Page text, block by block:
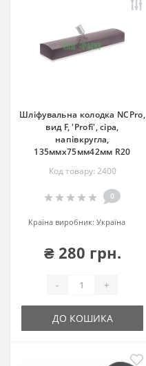
Шліфувальна колодка NCPro,
вид F, 'Profi', сіра,
напівкругла,
135ммx75мм42мм R20
Код товару: 2400
0
Країна виробник: Україна
₴ 280 грн.
- +
ДО КОШИКА